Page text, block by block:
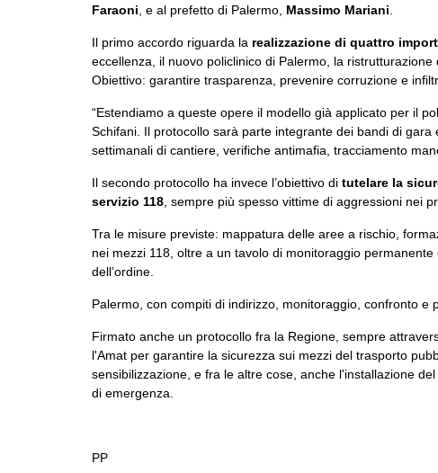
Faraoni, e al prefetto di Palermo, Massimo Mariani.
Il primo accordo riguarda la realizzazione di quattro
eccellenza, il nuovo policlinico di Palermo, la
Obiettivo: garantire trasparenza, prevenire corruzione e
“Estendiamo a queste opere il modello già applicato per il
Schifani. Il protocollo sarà parte integrante dei bandi di
settimanali di cantiere, verifiche antimafia, tracciamento
Il secondo protocollo ha invece l’obiettivo di tutelare la
servizio 118, sempre più spesso vittime di aggressioni nei
Tra le misure previste: mappatura delle aree a rischio,
nei mezzi 118, oltre a un tavolo di monitoraggio
dell’ordine.
Palermo, con compiti di indirizzo, monitoraggio, confronto e
Firmato anche un protocollo fra la Regione, sempre
l'Amat per garantire la sicurezza sui mezzi del trasporto
sensibilizzazione, e fra le altre cose, anche l'installazione del
di emergenza.
PP